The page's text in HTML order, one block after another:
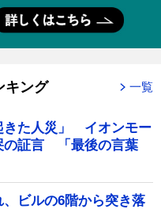
キング 一覧
きた人災」 イオンモー
の証言 「最後の言葉
、ビルの6階から突き落